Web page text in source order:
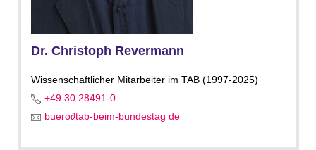
Dr. Christoph Revermann
Wissenschaftlicher Mitarbeiter im TAB (1997-2025)
+49 30 28491-0
buero∂tab-beim-bundestag de